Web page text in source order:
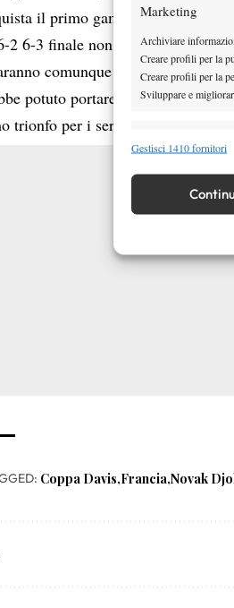
Marketing
Archiviare
Creare profili per la
Creare profili per la
Sviluppare e
Funzionalità
Identificare i
Garantire la
Erogare e
Gestisci 1410 fornitori
il primo game, ma quella
2 6-3 finale non lascerà spazio
comunque mangiando le
potuto portare a casa il punto
trionfo per i serbi, la Francia resta
Coppa Davis Francia Novak